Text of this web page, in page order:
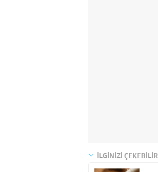
İLGİNİZİ ÇEKEBİLİR